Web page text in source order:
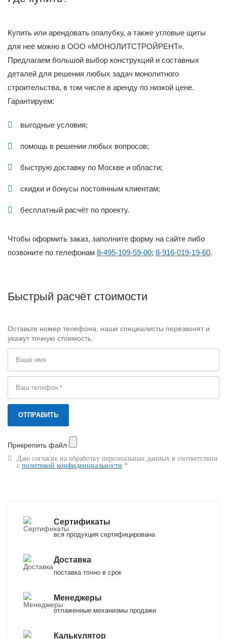
Купить или арендовать опалубку, а также угловые щиты
для неё можно в ООО «МОНОЛИТСТРОЙРЕНТ».
Предлагаем большой выбор конструкций и составных
деталей для решения любых задач монолитного
строительства, в том числе в аренду по низкой цене.
Гарантируем:
выгодные условия;
помощь в решении любых вопросов;
быструю доставку по Москве и области;
скидки и бонусы постоянным клиентам;
бесплатный расчёт по проекту.
Чтобы оформить заказ, заполните форму на сайте либо
позвоните по телефонам 8-495-109-59-00; 8-916-019-19-60.
Быстрый расчёт стоимости
Оставьте номер телефона, наши специалисты перезвонят и
укажут точную стоимость.
Прикрепить файл
Даю согласие на обработку персональных данных в соответствии
с политикой конфиденциальности *
Сертификаты
вся продукция сертифицирована
Доставка
поставка точно в срок
Менеджеры
отлаженные механизмы продажи
Калькулятор